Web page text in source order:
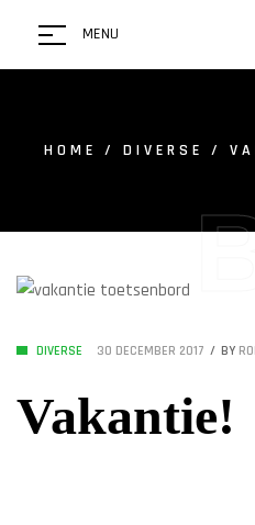
MENU
HOME / DIVERSE /
DIVERSE 30 DECEMBER 2017 BY
Vakantie!